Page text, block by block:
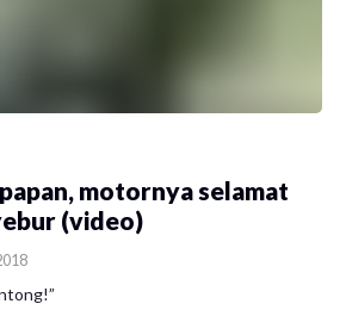
motornya selamat
(video)